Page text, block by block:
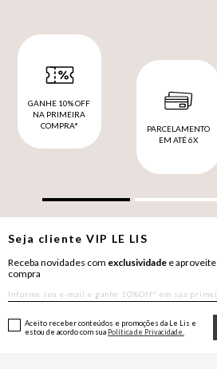
GANHE 10% OFF
NA PRIMEIRA
COMPRA*
PARCELAMENTO
EM ATÉ 6X
Seja clienteVIP LE LIS
Receba novidades com exclusividade e aproveite
compra
Aceito receber conteúdos e promoções da Le Lis e
estou de acordo com sua Política de Privacidade.